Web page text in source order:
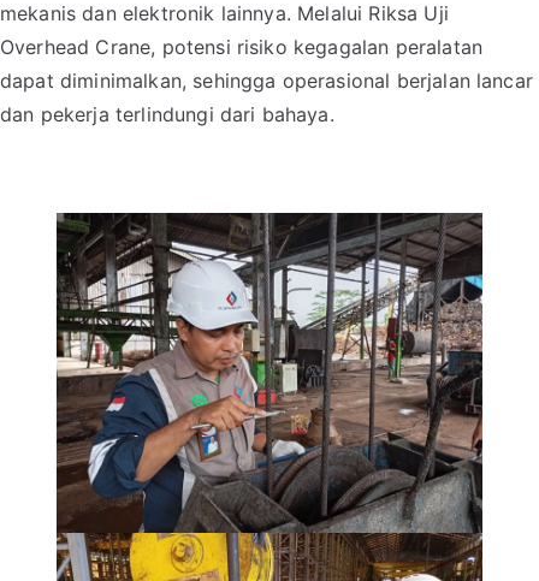
mekanis dan elektronik lainnya. Melalui Riksa Uji
Overhead Crane, potensi risiko kegagalan peralatan
dapat diminimalkan, sehingga operasional berjalan lancar
dan pekerja terlindungi dari bahaya.